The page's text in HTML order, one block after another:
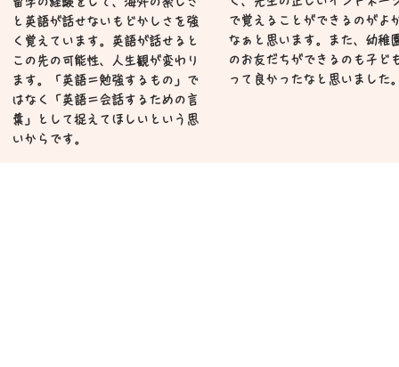
英検準1級合格を目指した理由は？
大学の入試に使いたかったからです。千
葉大だと準1級を持っていれば、英語の試
験が満点扱いになるので、千葉大も視野
に入れています。
英検準1級合
ライティング
習する際には
と英語が話せないもどかしさを強
く覚えています。英語が話せると
この先の可能性、人生観が変わり
ます。「英語＝勉強するもの」で
はなく「英語＝会話するための言
葉」として捉えてほしいという思
いからです。
で覚えることができるのがよ
なぁと思います。また、幼稚
のお友だちができるのも子ど
って良かったなと思いました